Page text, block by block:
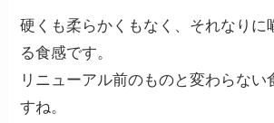
硬くも柔らかくもなく、それなりに
る食感です。
リニューアル前のものと変わらない
すね。